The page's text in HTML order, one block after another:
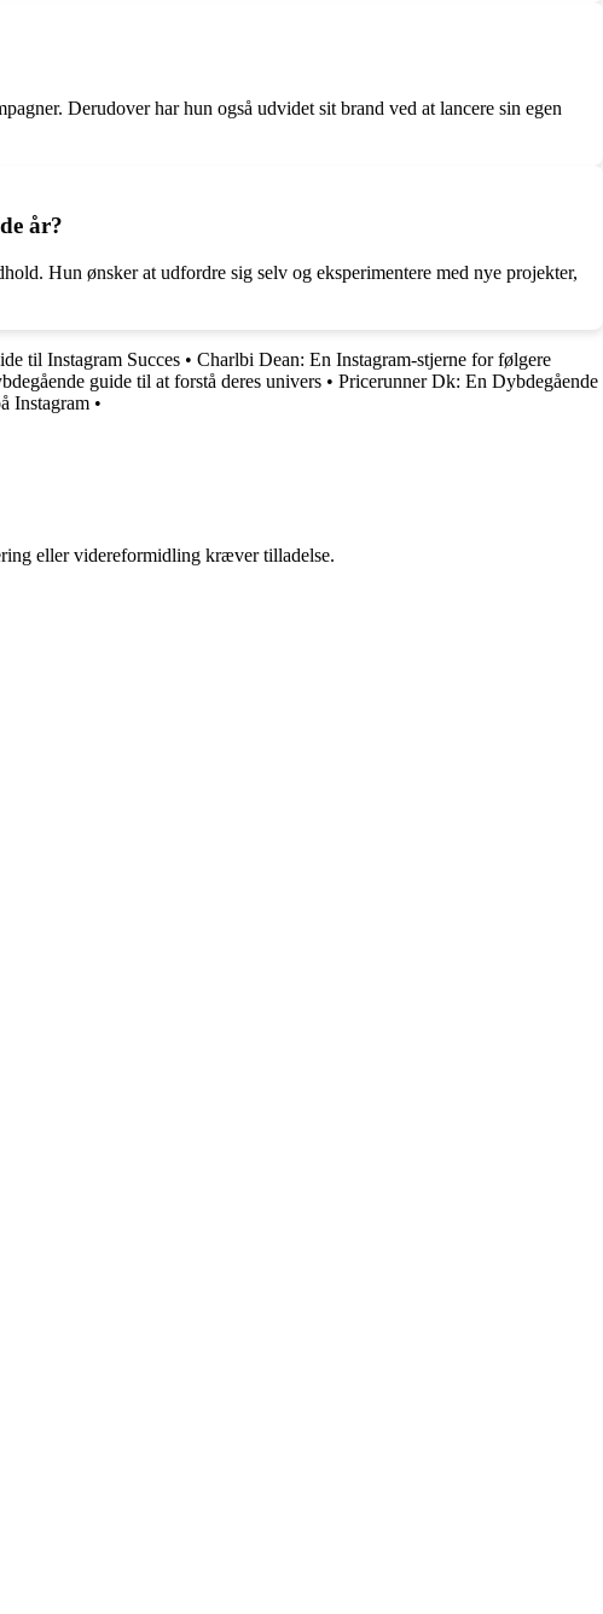
Derudover har hun også udvidet sit brand ved at lancere sin egen
år?
Hun ønsker at udfordre sig selv og eksperimentere med nye projekter,
til Instagram Succes • Charlbi Dean: En Instagram-stjerne for følgere
guide til at forstå deres univers • Pricerunner Dk: En Dybdegående
Instagram •
eller videreformidling kræver tilladelse.